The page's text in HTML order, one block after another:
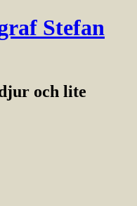
Stefan
och lite